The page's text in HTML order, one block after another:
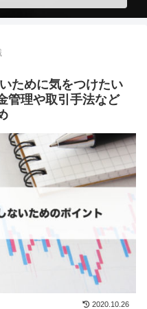
ために気をつけたい
管理や取引手法など
2020.10.26